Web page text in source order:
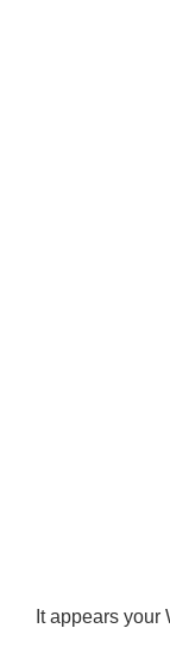
It appears